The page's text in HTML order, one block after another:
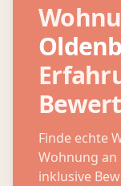
Finde echte
Wohnung an
inklusive